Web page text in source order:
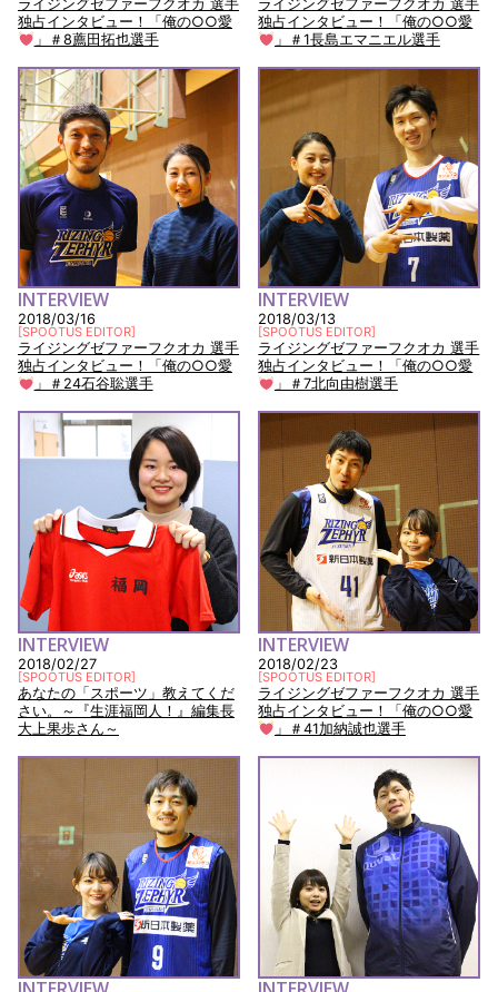
ライジングゼファーフクオカ 選手
独占インタビュー！「俺の○○愛
」＃8薦田拓也選手
ライジングゼファーフクオカ 選手
独占インタビュー！「俺の○○愛
」＃1長島エマニエル選手
INTERVIEW
2018/03/16
[SPOOTUS EDITOR]
ライジングゼファーフクオカ 選手
独占インタビュー！「俺の○○愛
」＃24石谷聡選手
INTERVIEW
2018/03/13
[SPOOTUS EDITOR]
ライジングゼファーフクオカ 選手
独占インタビュー！「俺の○○愛
」＃7北向由樹選手
INTERVIEW
2018/02/27
[SPOOTUS EDITOR]
あなたの「スポーツ」教えてくだ
さい。～『生涯福岡人！』編集長
大上果歩さん～
INTERVIEW
2018/02/23
[SPOOTUS EDITOR]
ライジングゼファーフクオカ 選手
独占インタビュー！「俺の○○愛
」＃41加納誠也選手